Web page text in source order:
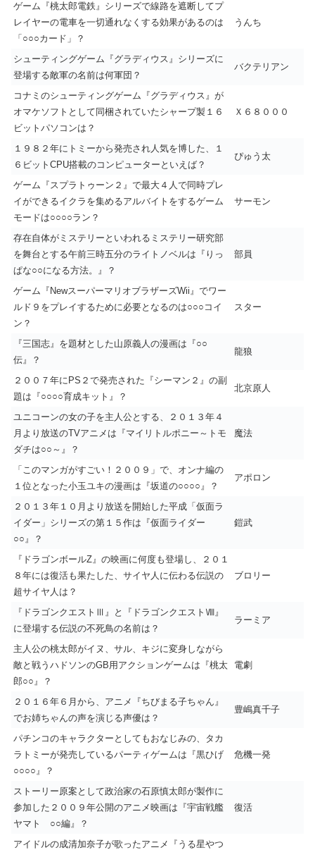
ゲーム『桃太郎電鉄』シリーズで線路を遮断してプ
レイヤーの電車を一切通れなくする効果があるのは
「○○○カード」？
うんち
シューティングゲーム『グラディウス』シリーズに
登場する敵軍の名前は何軍団？
バクテリアン
コナミのシューティングゲーム『グラディウス』が
オマケソフトとして同梱されていたシャープ製１６
ビットパソコンは？
Ｘ６８０００
１９８２年にトミーから発売され人気を博した、１
６ビットCPU搭載のコンピューターといえば？
ぴゅう太
ゲーム『スプラトゥーン２』で最大４人で同時プレ
イができるイクラを集めるアルバイトをするゲーム
モードは○○○○ラン？
サーモン
存在自体がミステリーといわれるミステリー研究部
を舞台とする午前三時五分のライトノベルは『りっ
ぱな○○になる方法。』？
部員
ゲーム『NewスーパーマリオブラザーズWii』でワー
ルド９をプレイするために必要となるのは○○○コイ
ン？
スター
『三国志』を題材とした山原義人の漫画は『○○
伝』？
龍狼
２００７年にPS２で発売された『シーマン２』の副
題は『○○○○育成キット』？
北京原人
ユニコーンの女の子を主人公とする、２０１３年４
月より放送のTVアニメは『マイリトルポニー～トモ
ダチは○○～』？
魔法
「このマンガがすごい！２００９」で、オンナ編の
１位となった小玉ユキの漫画は『坂道の○○○○』？
アポロン
２０１３年１０月より放送を開始した平成「仮面ラ
イダー」シリーズの第１５作は『仮面ライダー
○○』？
鎧武
『ドラゴンボールZ』の映画に何度も登場し、２０１
８年には復活も果たした、サイヤ人に伝わる伝説の
超サイヤ人は？
ブロリー
『ドラゴンクエストⅢ』と『ドラゴンクエストⅧ』
に登場する伝説の不死鳥の名前は？
ラーミア
主人公の桃太郎がイヌ、サル、キジに変身しながら
敵と戦うハドソンのGB用アクションゲームは『桃太
郎○○』？
電劇
２０１６年６月から、アニメ『ちびまる子ちゃん』
でお姉ちゃんの声を演じる声優は？
豊嶋真千子
パチンコのキャラクターとしてもおなじみの、タカ
ラトミーが発売しているパーティゲームは『黒ひげ
○○○○』？
危機一発
ストーリー原案として政治家の石原慎太郎が製作に
参加した２００９年公開のアニメ映画は『宇宙戦艦
ヤマト ○○編』？
復活
アイドルの成清加奈子が歌ったアニメ『うる星やつ